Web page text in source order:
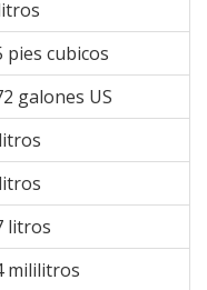
pies cubicos
galones US
litros
mililitros